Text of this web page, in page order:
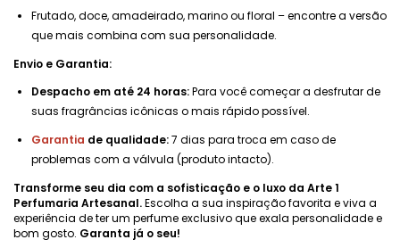
Frutado, doce, amadeirado, marino ou floral – encontre a versão
que mais combina com sua personalidade.
Envio e Garantia:
Despacho em até 24 horas:Para você começar a desfrutar de
suas fragrâncias icônicas o mais rápido possível.
Garantia de qualidade:7 dias para troca em caso de
problemas com a válvula (produto intacto).
Transforme seu dia com a sofisticação e o luxo da Arte 1
Perfumaria Artesanal.Escolha a sua inspiração favorita e viva a
experiência de ter um perfume exclusivo que exala personalidade e
bom gosto. Garanta já o seu!